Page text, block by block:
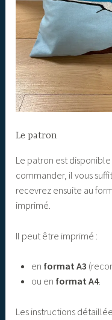
Le patron
Le patron est
commander, il vous
recevrez ensuite au
imprimé.
Il peut être imprimé :
en format A3
ou en format A4.
Les instructions